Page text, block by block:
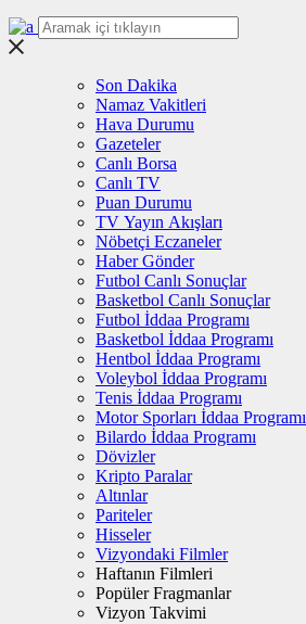
Son Dakika
Namaz Vakitleri
Hava Durumu
Gazeteler
Canlı Borsa
Canlı TV
Puan Durumu
TV Yayın Akışları
Nöbetçi Eczaneler
Haber Gönder
Futbol Canlı Sonuçlar
Basketbol Canlı Sonuçlar
Futbol İddaa Programı
Basketbol İddaa Programı
Hentbol İddaa Programı
Voleybol İddaa Programı
Tenis İddaa Programı
Motor Sporları İddaa Programı
Bilardo İddaa Programı
Dövizler
Kripto Paralar
Altınlar
Pariteler
Hisseler
Vizyondaki Filmler
Haftanın Filmleri
Popüler Fragmanlar
Vizyon Takvimi